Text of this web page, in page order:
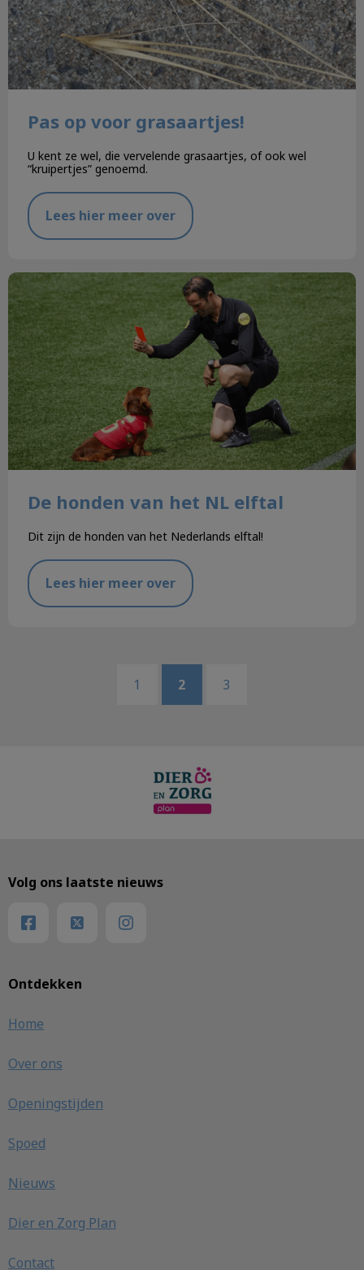
Pas op voor grasaartjes!
U kent ze wel, die vervelende grasaartjes, of ook wel
“kruipertjes” genoemd.
Lees hier meer over
De honden van het NL elftal
De honden van het NL elftal
Dit zijn de honden van het Nederlands elftal!
Lees hier meer over
1 2 3
Ontdekken
Home
Over ons
Openingstijden
Spoed
Nieuws
Dier en Zorg Plan
Contact
Volg ons laatste nieuws